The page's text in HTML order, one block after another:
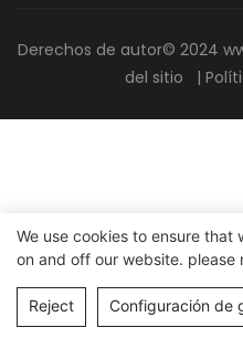
Derechos de autor© 2024
del sitio
|
We use cookies to ensure
on and off our website. please
Reject Configuración de